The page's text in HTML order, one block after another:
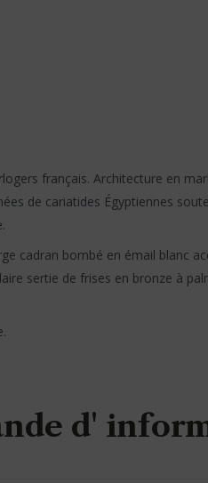
français. Architecture en
de cariatides Égyptiennes
cadran bombé en émail blanc
sertie de frises en bronze à
d'